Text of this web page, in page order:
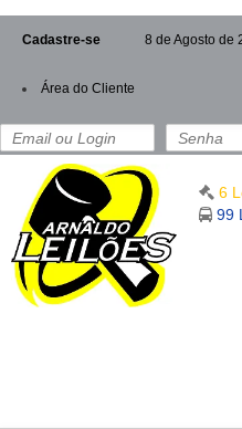
Cadastre-se 8 de Agosto de
Área do Cliente
6
99